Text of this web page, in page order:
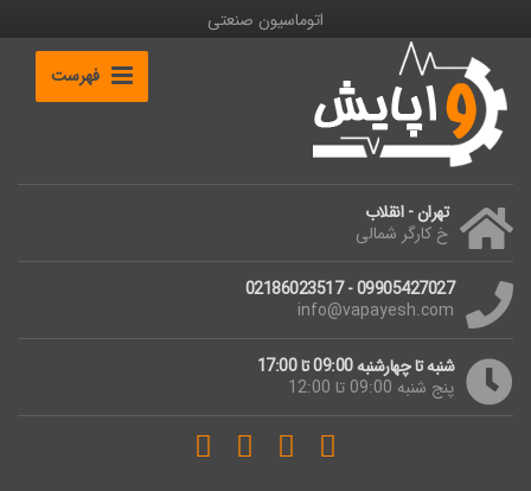
اتوماسیون صنعتی
فهرست
تهران - انقلاب
خ کارگر شمالی
09905427027 - 02186023517
info@vapayesh.com
شنبه تا چهارشنبه 09:00 تا 17:00
پنج شنبه 09:00 تا 12:00